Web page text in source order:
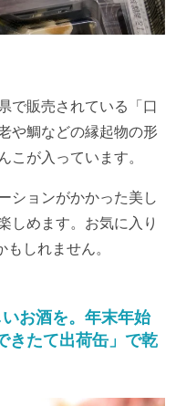
で販売されている「口
や鯛などの縁起物の形
が入っています。
ションがかかった美し
しめます。お気に入り
しれません。
お酒を。年末年始
きたて出荷缶」で乾